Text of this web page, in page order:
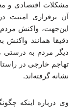
مشکلات اقتصادی
آن برقراری
دیگر مردم به
تهاجم خارجی در
نشانه گرفته‌اند.
وی درباره اینکه